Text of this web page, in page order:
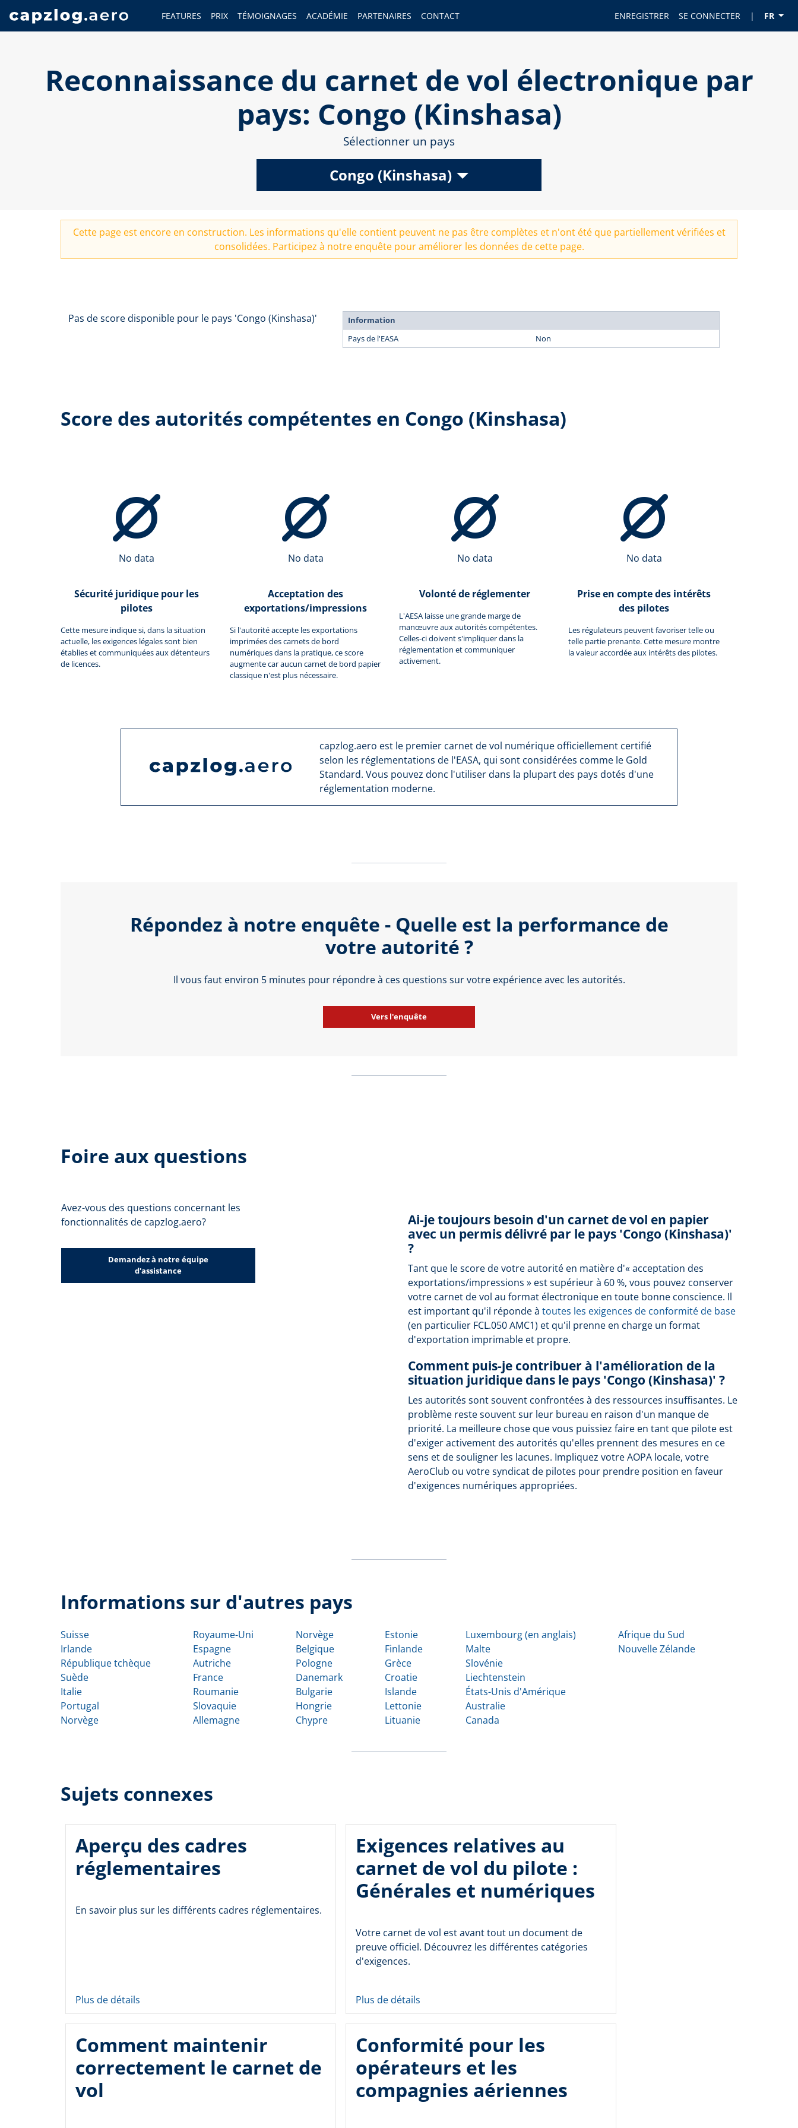
FEATURES PRIX TÉMOIGNAGES ACADÉMIE PARTENAIRES CONTACT ENREGISTRER SE CONNECTER | FR
Reconnaissance du carnet de vol électronique par
pays: Congo (Kinshasa)
Sélectionner un pays
Congo (Kinshasa)
Cette page est encore en construction. Les informations qu'elle contient peuvent ne pas être complètes et n'ont été que partiellement vérifiées et
consolidées. Participez à notre enquêtepour améliorer les données de cette page.
Pas de score disponible pour le pays 'Congo (Kinshasa)'
Information
Pays de l'EASA
Non
Score des autorités compétentes en Congo (Kinshasa)
No data
Sécurité juridique pour les
pilotes
Cette mesure indique si, dans la situation
actuelle, les exigences légales sont bien
établies et communiquées aux détenteurs
de licences.
No data
Acceptation des
exportations/impressions
Si l'autorité accepte les exportations
imprimées des carnets de bord
numériques dans la pratique, ce score
augmente car aucun carnet de bord papier
classique n'est plus nécessaire.
No data
Volonté de réglementer
L'AESA laisse une grande marge de
manœuvre aux autorités compétentes.
Celles-ci doivent s'impliquer dans la
réglementation et communiquer
activement.
No data
Prise en compte des intérêts
des pilotes
Les régulateurs peuvent favoriser telle ou
telle partie prenante. Cette mesure montre
la valeur accordée aux intérêts des pilotes.
capzlog.aero est le premier carnet de vol numérique officiellement certifié
selon les réglementations de l'EASA, qui sont considérées comme le Gold
Standard. Vous pouvez donc l'utiliser dans la plupart des pays dotés d'une
réglementation moderne.
Répondez à notre enquête - Quelle est la performance de
votre autorité ?
Il vous faut environ 5 minutes pour répondre à ces questions sur votre expérience avec les autorités.
Vers l'enquête
Foire aux questions
Avez-vous des questions concernant les
fonctionnalités de capzlog.aero?
Demandez à notre équipe
d'assistance
Ai-je toujours besoin d'un carnet de vol en papier
avec un permis délivré par le pays 'Congo (Kinshasa)'
?
Tant que le score de votre autorité en matière d'« acceptation des
exportations/impressions » est supérieur à 60 %, vous pouvez conserver
votre carnet de vol au format électronique en toute bonne conscience. Il
est important qu'il réponde à toutes les exigences de conformité de base
(en particulier FCL.050 AMC1) et qu'il prenne en charge un format
d'exportation imprimable et propre.
Comment puis-je contribuer à l'amélioration de la
situation juridique dans le pays 'Congo (Kinshasa)' ?
Les autorités sont souvent confrontées à des ressources insuffisantes. Le
problème reste souvent sur leur bureau en raison d'un manque de
priorité. La meilleure chose que vous puissiez faire en tant que pilote est
d'exiger activement des autorités qu'elles prennent des mesures en ce
sens et de souligner les lacunes. Impliquez votre AOPA locale, votre
AeroClub ou votre syndicat de pilotes pour prendre position en faveur
d'exigences numériques appropriées.
Informations sur d'autres pays
Suisse
Irlande
République tchèque
Suède
Italie
Portugal
Norvège
Royaume-Uni
Espagne
Autriche
France
Roumanie
Slovaquie
Allemagne
Norvège
Belgique
Pologne
Danemark
Bulgarie
Hongrie
Chypre
Estonie
Finlande
Grèce
Croatie
Islande
Lettonie
Lituanie
Luxembourg (en anglais)
Malte
Slovénie
Liechtenstein
États-Unis d'Amérique
Australie
Canada
Afrique du Sud
Nouvelle Zélande
Sujets connexes
Aperçu des cadres
réglementaires
En savoir plus sur les différents cadres réglementaires.
Plus de détails
Exigences relatives au
carnet de vol du pilote :
Générales et numériques
Votre carnet de vol est avant tout un document de
preuve officiel. Découvrez les différentes catégories
d'exigences.
Plus de détails
Comment maintenir
correctement le carnet de
vol
Conformité pour les
opérateurs et les
compagnies aériennes